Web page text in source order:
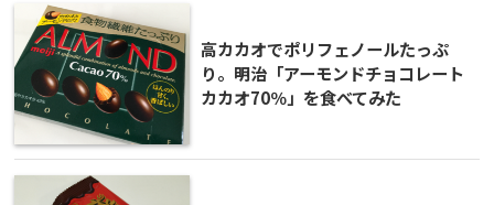
高カカオでポリフェノールたっぷ
り。明治「アーモンドチョコレート
カカオ70％」を食べてみた